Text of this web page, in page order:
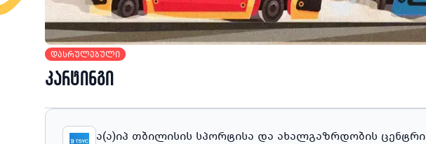
დასრულებული
კარტინგი
ა(ა)იპ თბილისის სპორტისა და ახალგაზრდობის ცენტრი